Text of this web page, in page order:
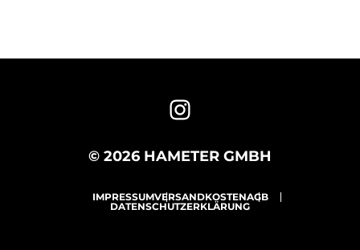
© 2026 HAMETER GMBH
IMPRESSUMVERSANDKOSTENAGB
DATENSCHUTZERKLÄRUNG